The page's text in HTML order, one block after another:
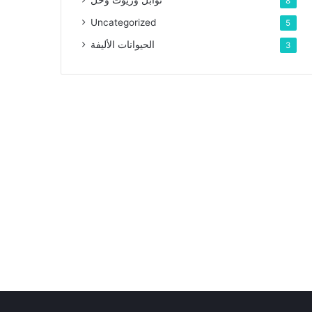
Uncategorized 5
الحيوانات الأليفة 3